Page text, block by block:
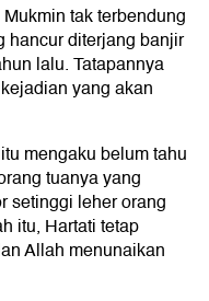
tak terbendung
hancur diterjang banjir
lalu. Tatapannya
yang akan
mengaku belum tahu
tuanya yang
setinggi leher orang
itu, Hartati tetap
Allah menunaikan